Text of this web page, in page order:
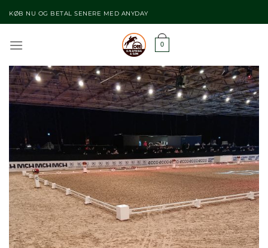
til
KØB NU OG BETAL SENERE MED ANYDAY
0